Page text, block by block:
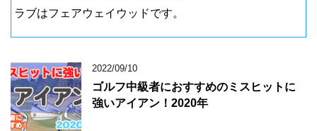
ラブはフェアウェイウッドです。
2022/09/10
ゴルフ中級者におすすめのミスヒットに
強いアイアン！2020年